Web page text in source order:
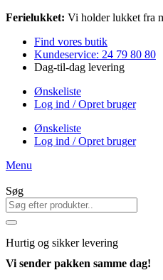
Videre
indhold
Ferielukket: Vi holder lukket fra
Find vores butik
Kundeservice: 24 79 80 80
Dag-til-dag levering
Ønskeliste
Log ind / Opret bruger
Ønskeliste
Log ind / Opret bruger
Menu
Søg
Hurtig og sikker levering
Vi sender pakken samme dag!